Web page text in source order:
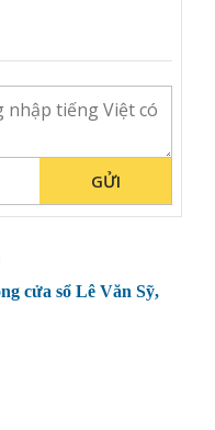
GỬI
cửa sổ Lê Văn Sỹ,